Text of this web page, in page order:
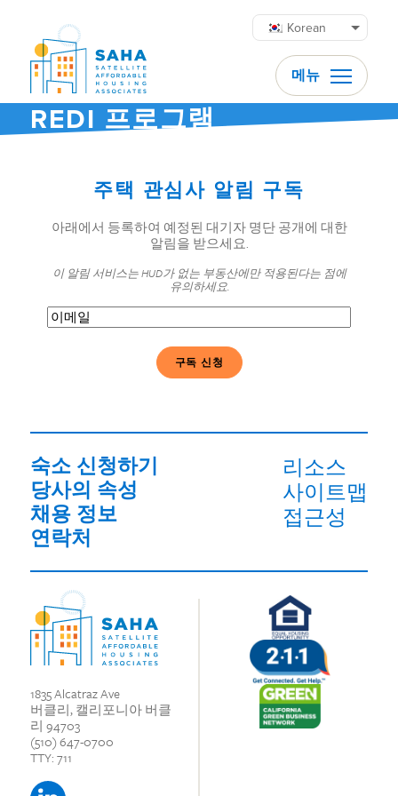
Korean
메뉴
REDI 프로그램
1835 Alcatraz Ave
버클리, 캘리포니아 버클
리 94703
(510) 647-0700
TTY: 711
주택 관심사 알림 구독
아래에서 등록하여 예정된 대기자 명단 공개에 대한
알림을 받으세요.
이 알림 서비스는 HUD가 없는 부동산에만 적용된다는 점에
유의하세요.
이
메
숙소 신청하기
당사의 속성
채용 정보
연락처
리소스
사이트맵
접근성